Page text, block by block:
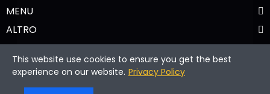
MENU
ALTRO
© Copyright 2024. All Rights Reserved FM BIKE SERVICE P.IVA
01860470432 |CREDIT
This website use cookies to ensure you get the best
experience on our website. Privacy Policy